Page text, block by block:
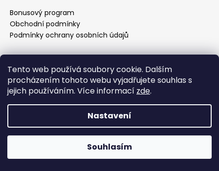
Tento web používá soubory cookie. Dalším
procházením tohoto webu vyjadřujete souhlas s
jejich používáním. Více informací zde.
Nastavení
Souhlasím
?
HLEDAT
D
p
u
Bonusový program
Obchodní podmínky
Podmínky ochrany osobních údajů
Vytvořil Shoptet Premium
Copyright 2026Americké doplnky. Všechna práva
vyhrazena.